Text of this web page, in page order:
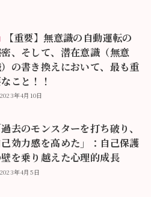
【重要】無意識の自動運転の
、そして、潜在意識（無意
の書き換えにおいて、最も重
こと！！
2023年4月10日
過去のモンスターを打ち破り、
己効力感を高めた」：自己保護
を乗り越えた心理的成長
2023年4月5日